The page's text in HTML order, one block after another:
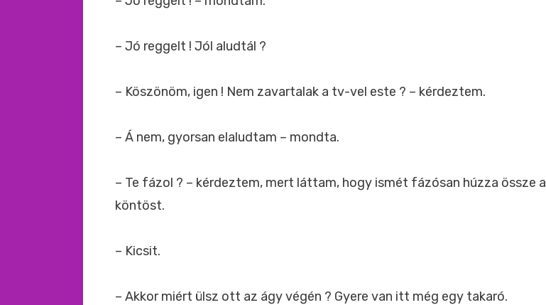
– Jó reggelt ! Jól aludtál ?
– Köszönöm, igen ! Nem zavartalak a tv-vel este ? – kérdeztem.
– Á nem, gyorsan elaludtam – mondta.
– Te fázol ? – kérdeztem, mert láttam, hogy ismét fázósan húzza össze a
köntöst.
– Kicsit.
– Akkor miért ülsz ott az ágy végén ? Gyere van itt még egy takaró.